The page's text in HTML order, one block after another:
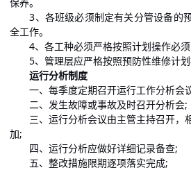
3、各班级必须制定有关分管设备的
全工作。
4、各工种必须严格按照计划操作必须
5、管理层应严格按照预防性维修计划
运行分析制度
一、每季度定期召开运行工作分析会
二、发生故障或事故及时召开分析会;
三、运行分析会议由主管主持召开，
加;
四、运行分析应做好详细记录备查;
五、整改措施限期逐项落实完成;